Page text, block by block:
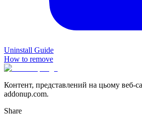
Uninstall Guide
How to remove
Контент, представлений на цьому веб-
addonup.com.
Share